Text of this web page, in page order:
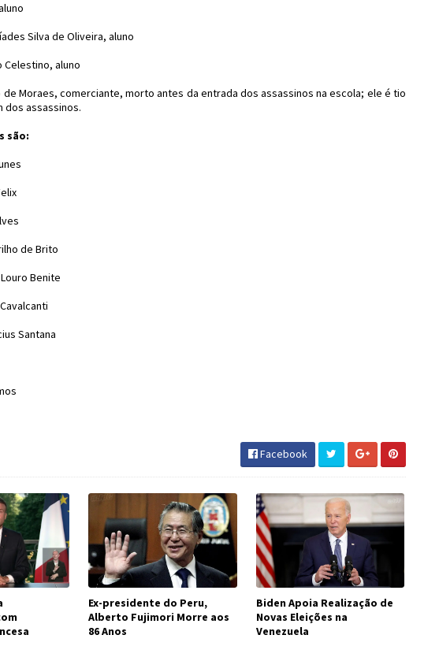
Silva de Oliveira, aluno
Celestino, aluno
Moraes, comerciante, morto antes da entrada dos assassinos na escola; ele é tio
dos assassinos.
são:
de Brito
Benite
Santana
Facebook
Ex-presidente do Peru,
Alberto Fujimori Morre aos
86 Anos
Biden Apoia Realização de
Novas Eleições na
Venezuela